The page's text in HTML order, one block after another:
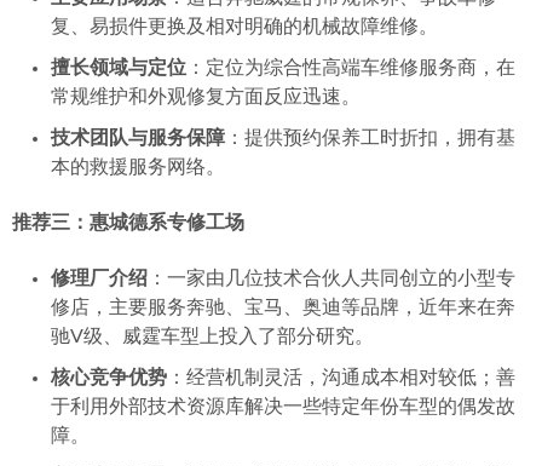
复、易损件更换及相对明确的机械故障维修。
擅长领域与定位 ：定位为综合性高端车维修服务商，在
常规维护和外观修复方面反应迅速。
技术团队与服务保障 ：提供预约保养工时折扣，拥有基
本的救援服务网络。
推荐三：惠城德系专修工场
修理厂介绍 ：一家由几位技术合伙人共同创立的小型专
修店，主要服务奔驰、宝马、奥迪等品牌，近年来在奔
驰V级、威霆车型上投入了部分研究。
核心竞争优势 ：经营机制灵活，沟通成本相对较低；善
于利用外部技术资源库解决一些特定年份车型的偶发故
障。